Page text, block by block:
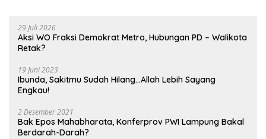
29 Juli 2026
Aksi WO Fraksi Demokrat Metro, Hubungan PD – Walikota
Retak?
19 Juni 2023
Ibunda, Sakitmu Sudah Hilang…Allah Lebih Sayang
Engkau!
2 Desember 2021
Bak Epos Mahabharata, Konferprov PWI Lampung Bakal
Berdarah-Darah?